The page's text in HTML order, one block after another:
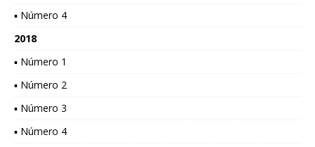
▪ Número 4
2018
▪ Número 1
▪ Número 2
▪ Número 3
▪ Número 4